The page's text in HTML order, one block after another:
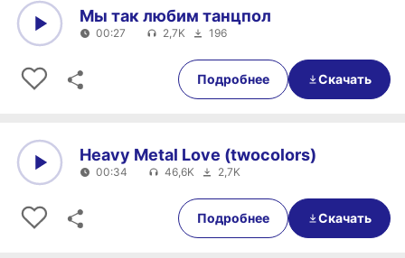
00:27
Мы так любим танцпол
00:27 2,7K 196
Подробнее Скачать
00:34
Heavy Metal Love (twocolors)
00:34 46,6K 2,7K
Подробнее Скачать